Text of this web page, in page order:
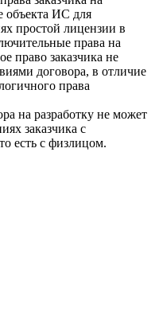
объекта ИС для
простой лицензии в
права на
право заказчика не
договора, в отличие
права
на разработку не может
заказчика с
есть с физлицом.